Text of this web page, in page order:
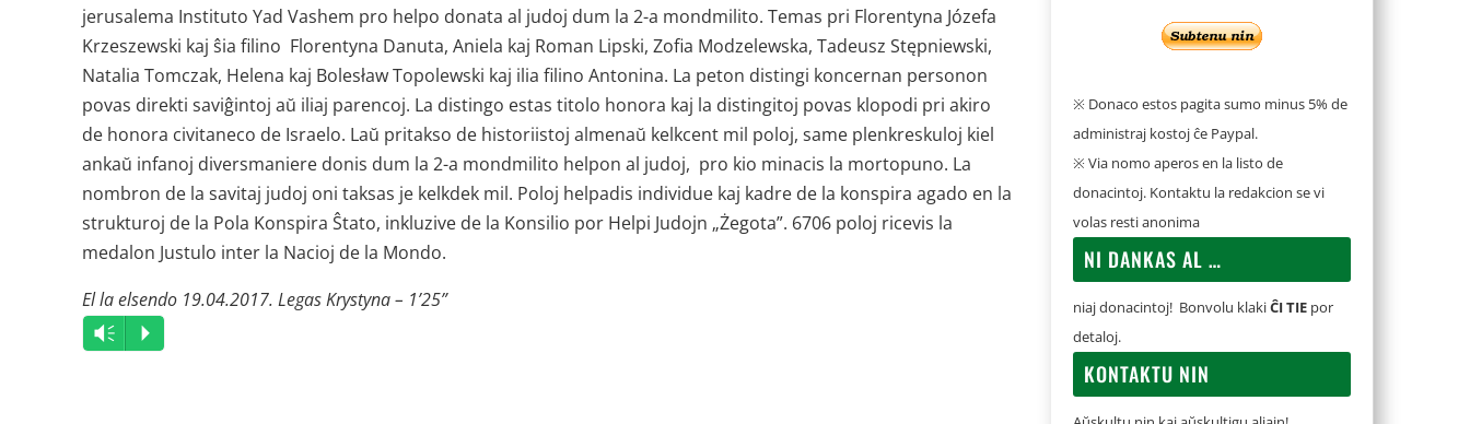
jerusalema Instituto Yad Vashem pro helpo donata al judoj dum la 2-a mondmilito. Temas pri Florentyna Józefa
Krzeszewski kaj ŝia filino Florentyna Danuta, Aniela kaj Roman Lipski, Zofia Modzelewska, Tadeusz Stępniewski,
Natalia Tomczak, Helena kaj Bolesław Topolewski kaj ilia filino Antonina. La peton distingi koncernan personon
povas direkti saviĝintoj aŭ iliaj parencoj. La distingo estas titolo honora kaj la distingitoj povas klopodi pri akiro
de honora civitaneco de Israelo. Laŭ pritakso de historiistoj almenaŭ kelkcent mil poloj, same plenkreskuloj kiel
ankaŭ infanoj diversmaniere donis dum la 2-a mondmilito helpon al judoj, pro kio minacis la mortopuno. La
nombron de la savitaj judoj oni taksas je kelkdek mil. Poloj helpadis individue kaj kadre de la konspira agado en la
strukturoj de la Pola Konspira Ŝtato, inkluzive de la Konsilio por Helpi Judojn „Żegota”. 6706 poloj ricevis la
medalon Justulo inter la Nacioj de la Mondo.
El la elsendo 19.04.2017. Legas Krystyna – 1’25”
Audio
Player
Vm P
※ Donaco estos pagita sumo minus 5% de
administraj kostoj ĉe Paypal.
※ Via nomo aperos en la listo de
donacintoj. Kontaktu la redakcion se vi
volas resti anonima
NI DANKAS AL …
niaj donacintoj! Bonvolu klakiĈI TIEpor
detaloj.
KONTAKTU NIN